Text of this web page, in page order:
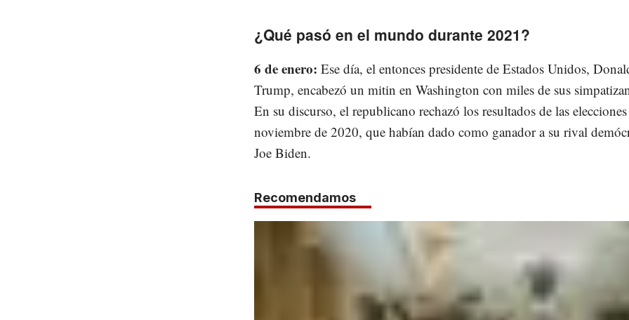
¿Qué pasó en el mundo durante 2021?
6 de enero: Ese día, el entonces presidente de Estados Unidos,
Trump, encabezó un mitin en Washington con miles de sus
En su discurso, el republicano rechazó los resultados de las
noviembre de 2020, que habían dado como ganador a su rival
Joe Biden.
Recomendamos